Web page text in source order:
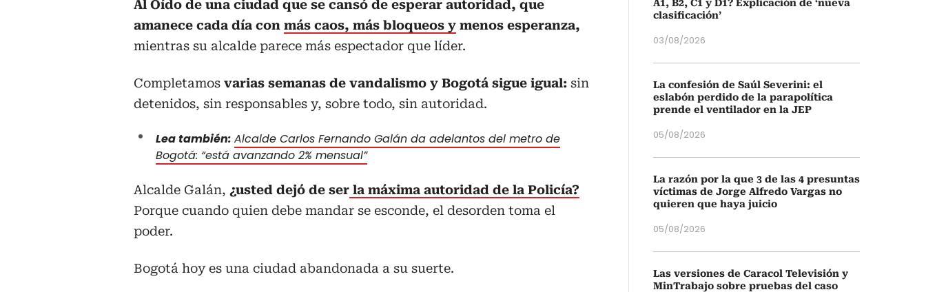
Al Oído de una ciudad que se cansó de esperar autoridad, que
amanece cada día con más caos, más bloqueos y menos esperanza,
mientras su alcalde parece más espectador que líder.
Completamos varias semanas de vandalismo y Bogotá sigue igual: sin
detenidos, sin responsables y, sobre todo, sin autoridad.
Lea también: Alcalde Carlos Fernando Galán da adelantos del metro de
Bogotá: “está avanzando 2% mensual”
Alcalde Galán, ¿usted dejó de ser la máxima autoridad de la Policía?
Porque cuando quien debe mandar se esconde, el desorden toma el
poder.
Bogotá hoy es una ciudad abandonada a su suerte.
A1, B2, C1 y D1? Explicación de ‘nueva
clasificación’
03/08/2026
La confesión de Saúl Severini: el
eslabón perdido de la parapolítica
prende el ventilador en la JEP
05/08/2026
La razón por la que 3 de las 4 presuntas
víctimas de Jorge Alfredo Vargas no
quieren que haya juicio
05/08/2026
Las versiones de Caracol Televisión y
MinTrabajo sobre pruebas del caso